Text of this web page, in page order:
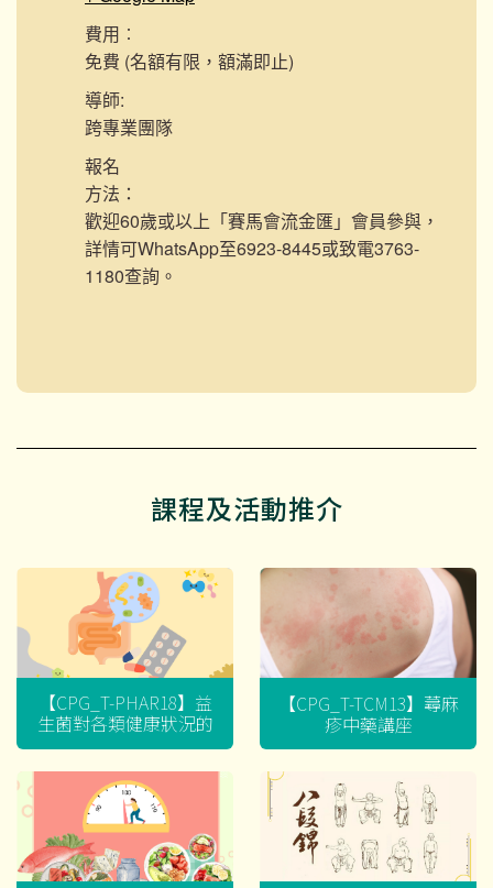
費用︰
免費 (名額有限，額滿即止)
導師:
跨專業團隊
報名
方法：
歡迎60歲或以上「賽馬會流金匯」會員參與，
詳情可WhatsApp至6923-8445或致電3763-
1180查詢。
課程及活動推介
【CPG_T-PHAR18】益
生菌對各類健康狀況的
迷思
【CPG_T-TCM13】蕁麻
疹中藥講座